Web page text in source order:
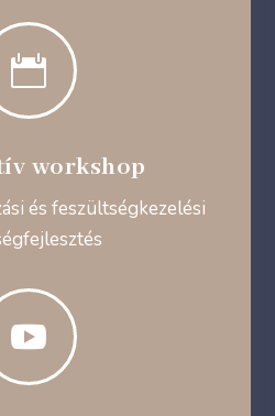

workshop
és feszültségkezelési
